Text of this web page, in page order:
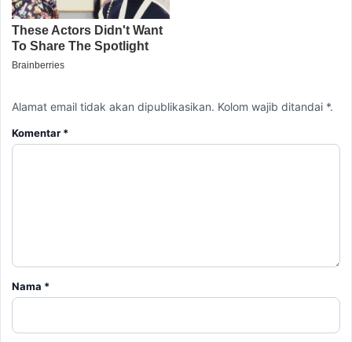
Alamat email tidak akan dipublikasikan. Kolom wajib ditandai *.
Komentar *
Nama *